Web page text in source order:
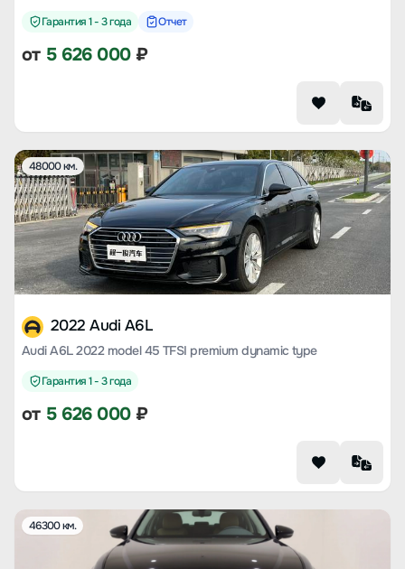
Гарантия 1 - 3 года Отчет
от 5 626 000₽
48000 км.
2022 Audi A6L
Audi A6L 2022 model 45 TFSI premium dynamic type
Гарантия 1 - 3 года
от 5 626 000₽
46300 км.